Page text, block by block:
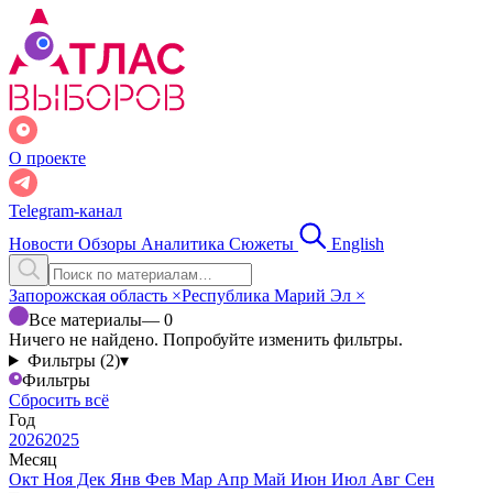
О проекте
Telegram-канал
Новости Обзоры Аналитика Сюжеты English
Запорожская область ×Республика Марий Эл ×
Все материалы— 0
Ничего не найдено. Попробуйте изменить фильтры.
Фильтры (2)▾
Фильтры
Сбросить всё
Год
20262025
Месяц
Окт Ноя Дек Янв Фев Мар Апр Май Июн Июл Авг Сен